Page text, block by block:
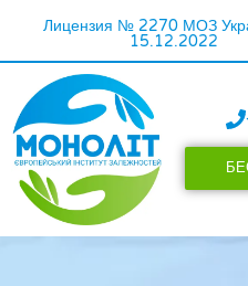
Лицензия № 2270 МОЗ
15.12.2022